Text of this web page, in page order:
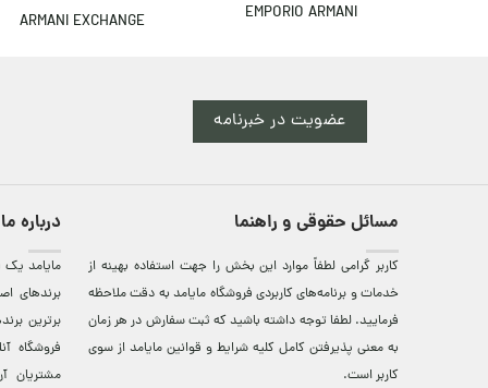
EMPORIO ARMANI
ARMANI EXCHANGE
عضویت در خبرنامه
مسائل حقوقی و راهنما
کاربر گرامی لطفاً موارد این بخش را جهت استفاده بهینه از
خدمات و برنامه‌‏های کاربردی فروشگاه مایامد به دقت ملاحظه
فرمایید. لطفا توجه داشته باشید که ثبت سفارش در هر زمان
به معنی پذیرفتن کامل کلیه شرایط و قوانین مایامد از سوی
کاربر است.
درباره ما
مایامد يک
برندهای
برترين‌
فروشگاه
مشتريان